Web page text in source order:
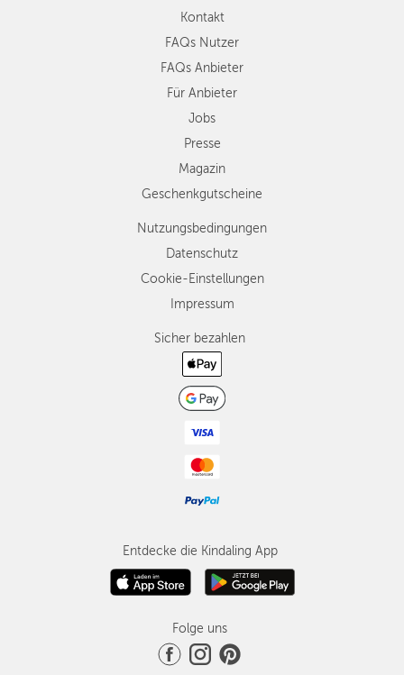
Kontakt
FAQs Nutzer
FAQs Anbieter
Für Anbieter
Jobs
Presse
Magazin
Geschenkgutscheine
Nutzungsbedingungen
Datenschutz
Cookie-Einstellungen
Impressum
Sicher bezahlen
Entdecke die Kindaling App
Folge uns